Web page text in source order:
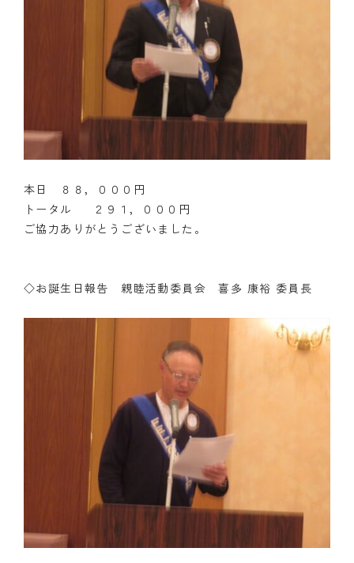
本日 ８８，０００円
トータル ２９１，０００円
ご協力ありがとうございました。
◇お誕生日報告 親睦活動委員会 喜多 康裕 委員長